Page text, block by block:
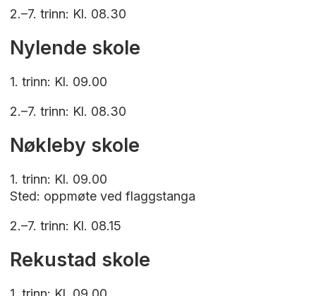
2.–7. trinn: Kl. 08.30
Nylende skole
1. trinn: Kl. 09.00
2.–7. trinn: Kl. 08.30
Nøkleby skole
1. trinn: Kl. 09.00
Sted: oppmøte ved flaggstanga
2.–7. trinn: Kl. 08.15
Rekustad skole